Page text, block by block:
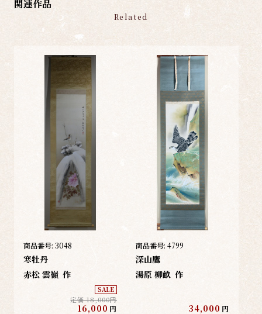
関連作品
Related
商品番号: 3048
寒牡丹
赤松 雲嶺 作
SALE
定価 18,000円
16,000 円
商品番号: 4799
深山鷹
湯原 柳畝 作
34,000 円